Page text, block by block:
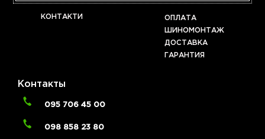
КОНТАКТИ
ОПЛАТА
ШИНОМОНТАЖ
ДОСТАВКА
ГАРАНТИЯ
Контакты
095 706 45 00
098 858 23 80